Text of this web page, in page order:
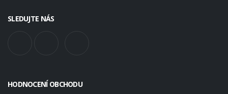
SLEDUJTE NÁS
HODNOCENÍ OBCHODU